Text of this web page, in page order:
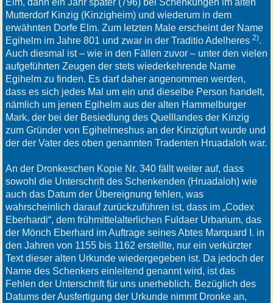
Mutterdorf Kinzig (Kinzigheim) und wiederum in dem
erwähnten Dorfe Elm. Zum letzten Male erscheint der Name
Egihelm im Jahre 801 und zwar in der Traditio Adelheres 2).
Auch diesmal ist – wie in den Fällen zuvor – unter den vielen
aufgeführten Zeugen der stets wiederkehrende Name
Egihelm zu finden. Es darf daher angenommen werden,
dass es sich jedes Mal um ein und dieselbe Person handelt,
nämlich um jenen Egihelm aus der alten Hammelburger
Mark, der bei der Besiedlung des Quelllandes der Kinzig
zum Gründer von Egihelmeshus an der Kinzigfurt wurde und
der der Vater des oben genannten Tradenten Hruadaloh war.
An der Dronkeschen Kopie Nr. 340 fällt weiter auf, dass
sowohl die Unterschrift des Schenkenden (Hruadaloh) wie
auch das Datum der Übereignung fehlen, was
wahrscheinlich darauf zurückzuführen ist, dass im „Codex
Eberhardi“, dem frühmittelalterlichen Fuldaer Urbarium, das
der Mönch Eberhard im Auftrage seines Abtes Marquard I. in
den Jahren von 1155 bis 1162 erstellte, nur ein verkürzter
Text dieser alten Urkunde wiedergegeben ist. Da jedoch der
Name des Schenkers einleitend genannt wird, ist das
Fehlen der Unterschrift für uns unerheblich. Bezüglich des
Datums der Ausfertigung der Urkunde nimmt Dronke an,